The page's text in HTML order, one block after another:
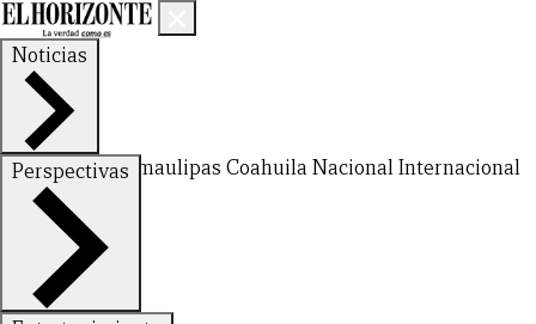
Noticias
Nuevo LeónTamaulipas Coahuila NacionalInternacional
Perspectivas